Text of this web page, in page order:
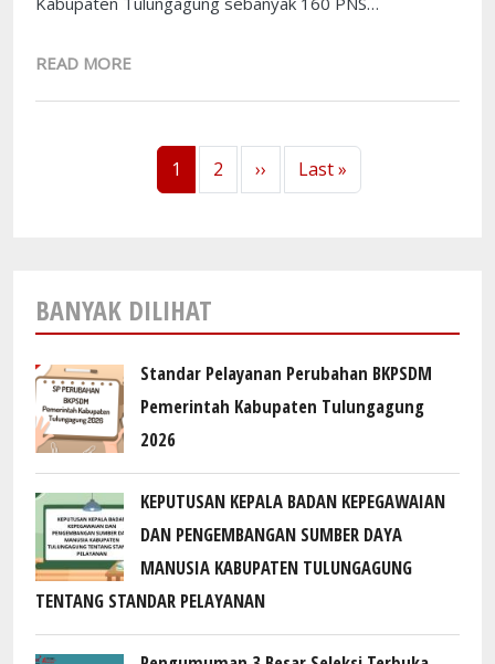
READ MORE
1 2 ››Next page
Last »Last page
BANYAK DILIHAT
Standar Pelayanan Perubahan BKPSDM
Pemerintah Kabupaten Tulungagung
2026
KEPUTUSAN KEPALA BADAN KEPEGAWAIAN
DAN PENGEMBANGAN SUMBER DAYA
MANUSIA KABUPATEN TULUNGAGUNG
TENTANG STANDAR PELAYANAN